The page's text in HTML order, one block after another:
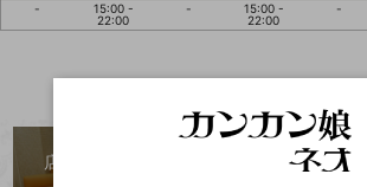
-
15:00 -
22:00
-
15:00 -
22:00
-
店内のご紹介